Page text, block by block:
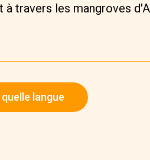
travers les mangroves
langue